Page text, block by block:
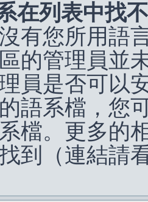
在列表中找
有您所用語
的管理員並
員是否可以
語系檔，您
檔。更多的
到（連結請